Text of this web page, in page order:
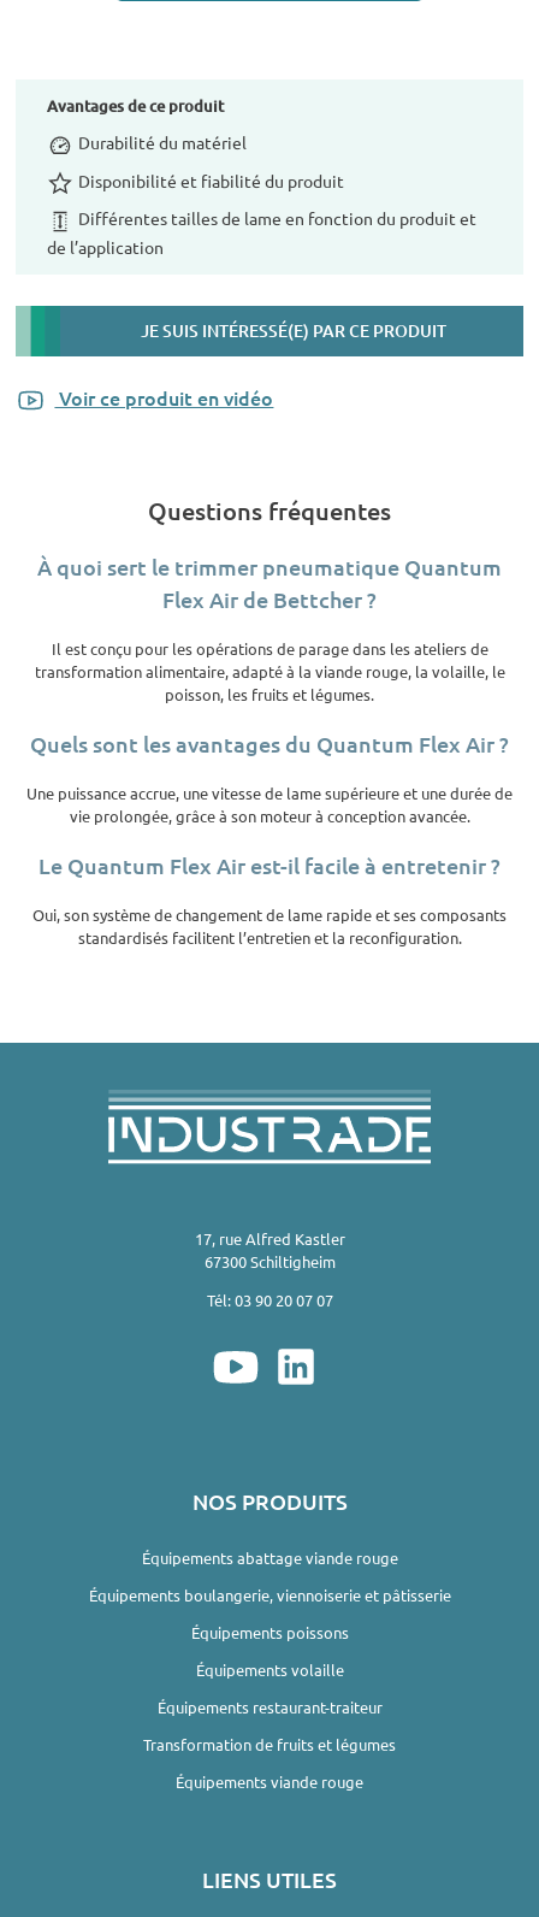
Questions fréquentes
À quoi sert le trimmer pneumatique Quantum
Flex Air de Bettcher ?
Il est conçu pour les opérations de parage dans les ateliers de
transformation alimentaire, adapté à la viande rouge, la volaille, le
poisson, les fruits et légumes.
Quels sont les avantages du Quantum Flex Air ?
Une puissance accrue, une vitesse de lame supérieure et une durée de
vie prolongée, grâce à son moteur à conception avancée.
Le Quantum Flex Air est-il facile à entretenir ?
Oui, son système de changement de lame rapide et ses composants
standardisés facilitent l’entretien et la reconfiguration.
Avantages de ce produit
Durabilité du matériel
Disponibilité et fiabilité du produit
Différentes tailles de lame en fonction du produit et
de l’application
Voir ce produit en vidéo
JE SUIS INTÉRESSÉ(E) PAR CE PRODUIT
17, rue Alfred Kastler
67300 Schiltigheim
Tél: 03 90 20 07 07
NOS PRODUITS
Équipements abattage viande rouge
Équipements boulangerie, viennoiserie et pâtisserie
Équipements poissons
Équipements volaille
Équipements restaurant-traiteur
Transformation de fruits et légumes
Équipements viande rouge
LIENS UTILES